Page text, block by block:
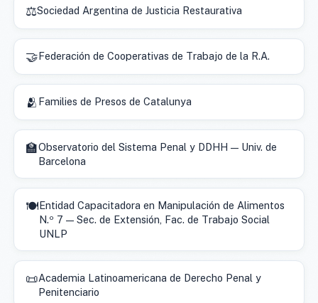
⚖️Sociedad Argentina de Justicia Restaurativa
🤝Federación de Cooperativas de Trabajo de la R.A.
🫂 Families de Presos de Catalunya
🏫Observatorio del Sistema Penal y DDHH — Univ. de
Barcelona
🍽️Entidad Capacitadora en Manipulación de Alimentos
N.º 7 — Sec. de Extensión, Fac. de Trabajo Social
UNLP
📜Academia Latinoamericana de Derecho Penal y
Penitenciario